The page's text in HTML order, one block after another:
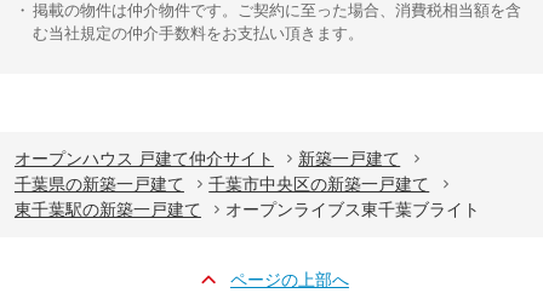
掲載の物件は仲介物件です。ご契約に至った場合、消費税相当額を含
む当社規定の仲介手数料をお支払い頂きます。
オープンハウス 戸建て仲介サイト
新築一戸建て
千葉県の新築一戸建て
千葉市中央区の新築一戸建て
東千葉駅の新築一戸建て
オープンライブス東千葉ブライト
ページの上部へ